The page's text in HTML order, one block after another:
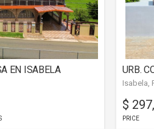
EN ISABELA URB.
Isabela,
$
PRICE